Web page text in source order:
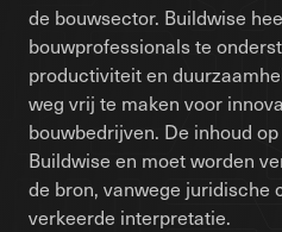
de bouwsector. Buildwise
bouwprofessionals te
productiviteit en
weg vrij te maken voor
bouwbedrijven. De inhoud
Buildwise en moet worden
de bron, vanwege juridische
verkeerde interpretatie.